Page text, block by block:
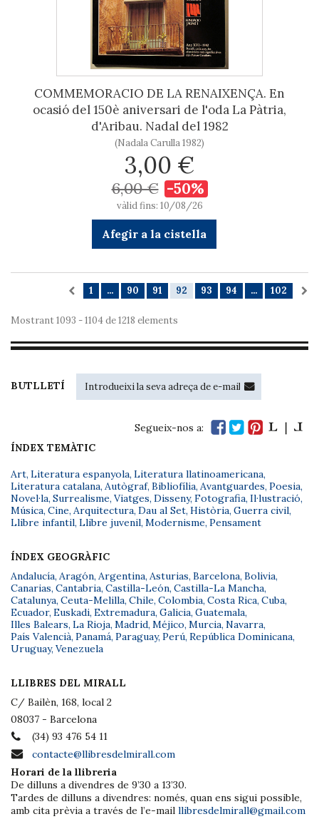
COMMEMORACIO DE LA RENAIXENÇA. En
ocasió del 150è aniversari de l'oda La Pàtria,
d'Aribau. Nadal del 1982
(Nadala Carulla 1982)
3,00 €
6,00 € -50%
vàlid fins: 10/08/26
Afegir a la cistella
1 ... 90 91 92 93 94 ... 102
Mostrant 1093 - 1104 de 1218 elements
BUTLLETÍ
Segueix-nos a:
ÍNDEX TEMÀTIC
Art, Literatura espanyola, Literatura llatinoamericana,
Literatura catalana, Autògraf, Bibliofília, Avantguardes, Poesia,
Novel·la, Surrealisme, Viatges, Disseny, Fotografia, Il·lustració,
Música, Cine, Arquitectura, Dau al Set, Història, Guerra civil,
Llibre infantil, Llibre juvenil, Modernisme, Pensament
ÍNDEX GEOGRÀFIC
Andalucía, Aragón, Argentina, Asturias, Barcelona, Bolivia,
Canarias, Cantabria, Castilla-León, Castilla-La Mancha,
Catalunya, Ceuta-Melilla, Chile, Colombia, Costa Rica, Cuba,
Ecuador, Euskadi, Extremadura, Galicia, Guatemala,
Illes Balears, La Rioja, Madrid, Méjico, Murcia, Navarra,
País Valencià, Panamá, Paraguay, Perú, República Dominicana,
Uruguay, Venezuela
LLIBRES DEL MIRALL
C/ Bailèn, 168, local 2
08037 - Barcelona
(34) 93 476 54 11
contacte@llibresdelmirall.com
Horari de la llibreria
De dilluns a divendres de 9’30 a 13’30.
Tardes de dilluns a divendres: només, quan ens sigui possible,
amb cita prèvia a través de l’e-mail llibresdelmirall@gmail.com